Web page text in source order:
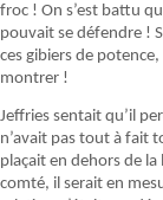
froc ! On s’est battu
pouvait se défendre !
ces gibiers de
montrer !
Jeffries sentait qu’il
n’avait pas tout à fait
plaçait en dehors de
comté, il serait en